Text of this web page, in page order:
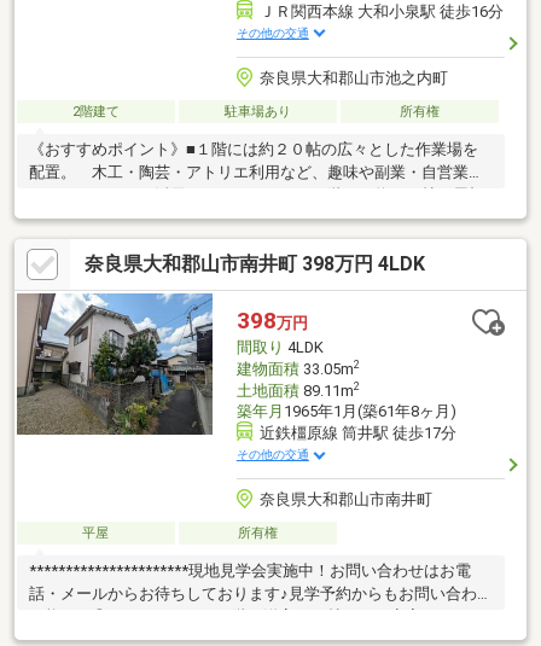
ＪＲ関西本線 大和小泉駅 徒歩16分
その他の交通
奈良県大和郡山市池之内町
2階建て 駐車場あり 所有権
《おすすめポイント》■１階には約２０帖の広々とした作業場を
配置。 木工・陶芸・アトリエ利用など、趣味や副業・自営業の
スペースとしてご活用いただけます。 ２階には約１８帖の屋根
裏収納（倉庫利用）も備わっており、道具や資材の収納にも困り
ません。■浴室・洗面室が１階にまとまっているため、作業後す
ぐに身支度できる動線も便利なポイントです。■駐車スペース1台
分確保済みで、お車をお持ちの方にも安心です。■小学校が近
く、お子様のいるご家庭にとっても住みやすい環境。 道路沿い
に位置しており、日常の利便性も良好です。
奈良県大和郡山市南井町 398万円 4LDK
398万円
間取り 4LDK
建物面積33.05m2
土地面積89.11m2
築年月 1965年1月(築61年8ヶ月)
近鉄橿原線 筒井駅 徒歩17分
その他の交通
奈良県大和郡山市南井町
平屋 所有権
**********************現地見学会実施中！お問い合わせはお電
話・メールからお待ちしております♪見学予約からもお問い合わせ
十分な広さです南向きの屋根付き物干しスペースあり！突然の雨